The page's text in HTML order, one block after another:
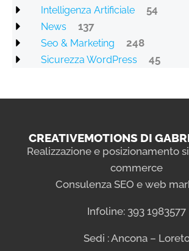
Intelligenza Artificiale 54
News 137
Seo & Marketing 248
Sicurezza WordPress 45
CREATIVEMOTIONS DI
Realizzazione e posizionamento
commerce
Consulenza SEO e web
Infoline: 393 1983577
Sedi : Ancona –